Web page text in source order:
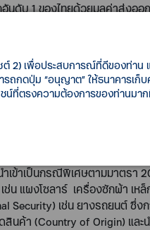
อันดับ1ของไทยด้วยมูลค่าส่งออ
ลาดจากการที่ไทยถูกเก็บภ
ล็กทรอนิกส์อื่น ๆ ซึ่งอุตสาหก
งมีนัย จึงมีความเสี่ยงที่ไทยจ
อมาตรการขึ้นภาษีนำเข้าเป็
ผ่านไทย (
) ทำให้
เข้าเป็นกรณีพิเศษตามมาตรา
เช่น แผงโซลาร์ เครื่องซักผ้า เห
Security) เช่น ยางรถยนต์ ซึ่ง
สินค้า (Country of Origin) และ
ต์ 2) เพื่อประสบการณ์ที่ดีของท่าน
ถกดปุ่ม “อนุญาต” ให้ธนาคารเก็
น์ที่ตรงความต้องการของท่านมา